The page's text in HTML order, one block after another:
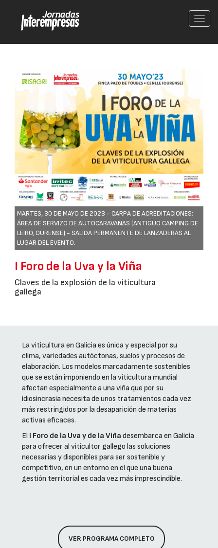
MARTES, 30 DE MAYO DE 2023 - CARPA DE ACREDITACIONES:
ÁREA DE SERVIZO DE AUTOCARAVANAS (ANTIGUO CAMPING DE
LEIRO, OURENSE) - SALIDA PERMANENTE DE LANZADERAS AL
LUGAR DEL EVENTO.
I Foro de la Uva y la Viña
Claves de la explosión de la viticultura
gallega
La viticultura en Galicia es única y especial por su
clima, variedades autóctonas, suelos y procesos de
elaboración. Los modelos marcadamente sostenibles
que se están imponiendo en la viticultura mundial
afectan especialmente a una viña que por su
idiosincrasia necesita de unos tratamientos cada vez
más restringidos por la desaparición de materias
activas eficaces.
El I Foro de la Uva y de la Viña desembarca en Galicia
para ofrecer al viticultor gallego las soluciones
necesarias y disponibles para ser sostenible y
competitivo, en un entorno en el que una buena
gestión territorial es cada vez más imprescindible.
VER PROGRAMA COMPLETO